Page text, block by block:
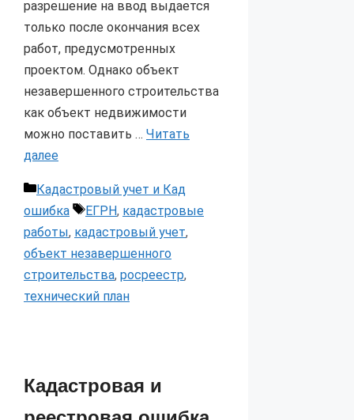
разрешение на ввод выдается
только после окончания всех
работ, предусмотренных
проектом. Однако объект
незавершенного строительства
как объект недвижимости
можно поставить … Читать
далее
Рубрики
Кадастровый учет и Кад
ошибка
Метки
ЕГРН, кадастровые
работы, кадастровый учет,
объект незавершенного
строительства, росреестр,
технический план
Кадастровая и